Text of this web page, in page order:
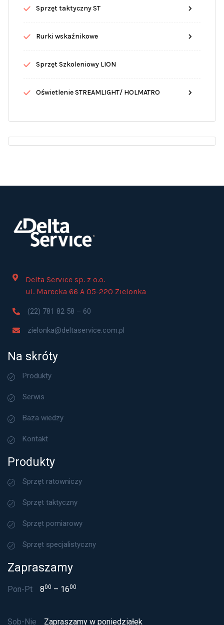
Sprzęt taktyczny ST
Rurki wskaźnikowe
Sprzęt Szkoleniowy LION
Oświetlenie STREAMLIGHT/ HOLMATRO
Delta Service sp. z o.o.
ul. Marecka 66 A 05-220 Zielonka
(22) 781 82 58 – 60
zielonka@deltaservice.com.pl
Na skróty
Produkty
Serwis
Baza wiedzy
Kontakt
Produkty
Sprzęt ratowniczy
Sprzęt taktyczny
Sprzęt pomiarowy
Sprzęt specjalistyczny
Zapraszamy
Pon-Pt 800 – 1600
Sob-Nie Zapraszamy w poniedziałek